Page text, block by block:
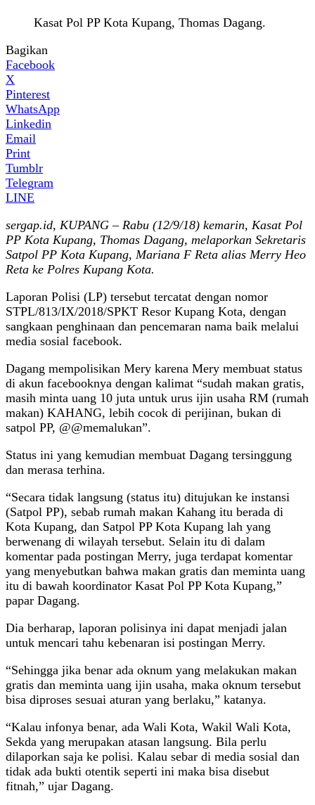
Kasat Pol PP Kota Kupang, Thomas Dagang.
Bagikan
Facebook
X
Pinterest
WhatsApp
Linkedin
Email
Print
Tumblr
Telegram
LINE
sergap.id, KUPANG – Rabu (12/9/18) kemarin, Kasat Pol
PP Kota Kupang, Thomas Dagang, melaporkan Sekretaris
Satpol PP Kota Kupang, Mariana F Reta alias Merry Heo
Reta ke Polres Kupang Kota.
Laporan Polisi (LP) tersebut tercatat dengan nomor
STPL/813/IX/2018/SPKT Resor Kupang Kota, dengan
sangkaan penghinaan dan pencemaran nama baik melalui
media sosial facebook.
Dagang mempolisikan Mery karena Mery membuat status
di akun facebooknya dengan kalimat “sudah makan gratis,
masih minta uang 10 juta untuk urus ijin usaha RM (rumah
makan) KAHANG, lebih cocok di perijinan, bukan di
satpol PP, @@memalukan”.
Status ini yang kemudian membuat Dagang tersinggung
dan merasa terhina.
“Secara tidak langsung (status itu) ditujukan ke instansi
(Satpol PP), sebab rumah makan Kahang itu berada di
Kota Kupang, dan Satpol PP Kota Kupang lah yang
berwenang di wilayah tersebut. Selain itu di dalam
komentar pada postingan Merry, juga terdapat komentar
yang menyebutkan bahwa makan gratis dan meminta uang
itu di bawah koordinator Kasat Pol PP Kota Kupang,”
papar Dagang.
Dia berharap, laporan polisinya ini dapat menjadi jalan
untuk mencari tahu kebenaran isi postingan Merry.
“Sehingga jika benar ada oknum yang melakukan makan
gratis dan meminta uang ijin usaha, maka oknum tersebut
bisa diproses sesuai aturan yang berlaku,” katanya.
“Kalau infonya benar, ada Wali Kota, Wakil Wali Kota,
Sekda yang merupakan atasan langsung. Bila perlu
dilaporkan saja ke polisi. Kalau sebar di media sosial dan
tidak ada bukti otentik seperti ini maka bisa disebut
fitnah,” ujar Dagang.